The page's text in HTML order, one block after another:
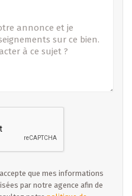
que mes informations
par notre agence afin de